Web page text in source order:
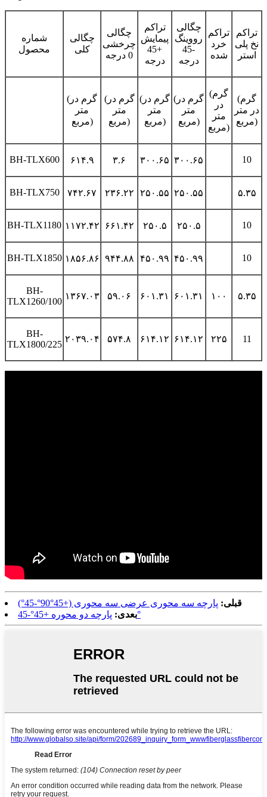
شماره
محصول
چگالی
کلی
چگالی
چرخشی
0 درجه
تراکم
پیمایش
+45
درجه
چگالی
رووینگ
-45
درجه
تراکم
خرد
شده
تراکم
نخ پلی
استر
(گرم در
متر
مربع)
(گرم در
متر
مربع)
(گرم در
متر
مربع)
(گرم در
متر
مربع)
(گرم
در
متر
مربع)
(گرم
در متر
مربع)
BH-TLX600 ۶۱۴.۹ ۳.۶ ۳۰۰.۶۵ ۳۰۰.۶۵ 10
BH-TLX750 ۷۴۲.۶۷ ۲۳۶.۲۲ ۲۵۰.۵۵ ۲۵۰.۵۵ ۵.۳۵
BH-TLX1180 ۱۱۷۲.۴۲ ۶۶۱.۴۲ ۲۵۰.۵ ۲۵۰.۵ 10
BH-TLX1850 ۱۸۵۶.۸۶ ۹۴۴.۸۸ ۴۵۰.۹۹ ۴۵۰.۹۹ 10
BH-
TLX1260/100
۱۳۶۷.۰۳ ۵۹.۰۶ ۶۰۱.۳۱ ۶۰۱.۳۱ ۱۰۰ ۵.۳۵
BH-
TLX1800/225
۲۰۳۹.۰۴ ۵۷۴.۸ ۶۱۴.۱۲ ۶۱۴.۱۲ ۲۲۵ 11
قبلی: پارچه سه محوری عرضی سه محوری (+45°90°-45°)
بعدی:پارچه دو محوره +45°-45°